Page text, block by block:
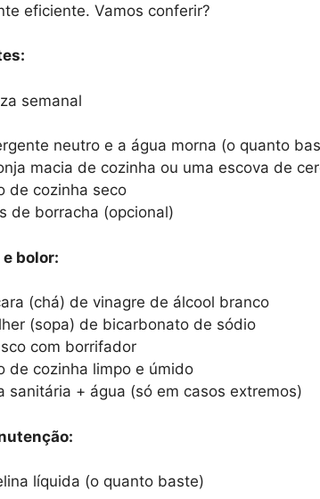
eficiente. Vamos conferir?
semanal
neutro e a água morna (o quanto
macia de cozinha ou uma escova de
de cozinha seco
de borracha (opcional)
e bolor:
(chá) de vinagre de álcool branco
(sopa) de bicarbonato de sódio
com borrifador
de cozinha limpo e úmido
sanitária + água (só em casos extremos)
líquida (o quanto baste)